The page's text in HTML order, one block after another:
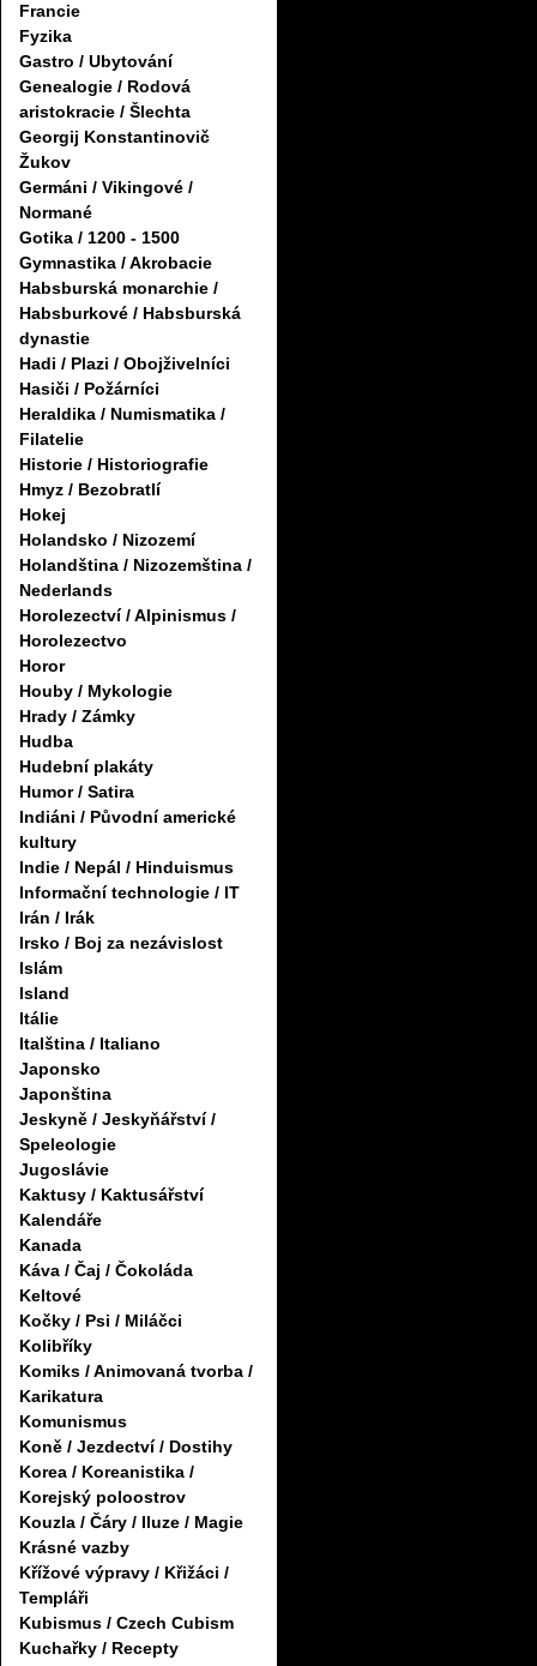
Francie
Fyzika
Gastro / Ubytování
Genealogie / Rodová
aristokracie / Šlechta
Georgij Konstantinovič
Žukov
Germáni / Vikingové /
Normané
Gotika / 1200 - 1500
Gymnastika / Akrobacie
Habsburská monarchie /
Habsburkové / Habsburská
dynastie
Hadi / Plazi / Obojživelníci
Hasiči / Požárníci
Heraldika / Numismatika /
Filatelie
Historie / Historiografie
Hmyz / Bezobratlí
Hokej
Holandsko / Nizozemí
Holandština / Nizozemština /
Nederlands
Horolezectví / Alpinismus /
Horolezectvo
Horor
Houby / Mykologie
Hrady / Zámky
Hudba
Hudební plakáty
Humor / Satira
Indiáni / Původní americké
kultury
Indie / Nepál / Hinduismus
Informační technologie / IT
Irán / Irák
Irsko / Boj za nezávislost
Islám
Island
Itálie
Italština / Italiano
Japonsko
Japonština
Jeskyně / Jeskyňářství /
Speleologie
Jugoslávie
Kaktusy / Kaktusářství
Kalendáře
Kanada
Káva / Čaj / Čokoláda
Keltové
Kočky / Psi / Miláčci
Kolibříky
Komiks / Animovaná tvorba /
Karikatura
Komunismus
Koně / Jezdectví / Dostihy
Korea / Koreanistika /
Korejský poloostrov
Kouzla / Čáry / Iluze / Magie
Krásné vazby
Křížové výpravy / Křižáci /
Templáři
Kubismus / Czech Cubism
Kuchařky / Recepty